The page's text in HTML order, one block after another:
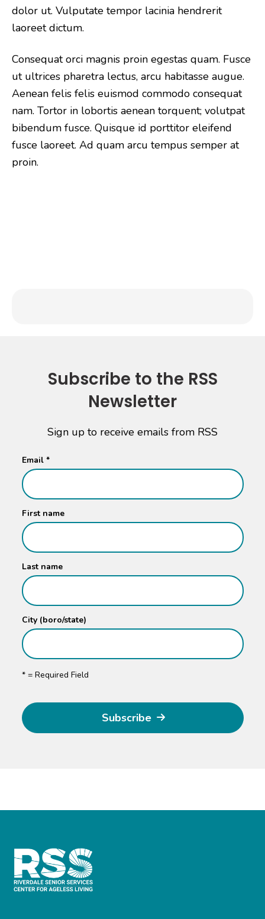
dolor ut. Vulputate tempor lacinia hendrerit
laoreet dictum.
Consequat orci magnis proin egestas quam. Fusce
ut ultrices pharetra lectus, arcu habitasse augue.
Aenean felis felis euismod commodo consequat
nam. Tortor in lobortis aenean torquent; volutpat
bibendum fusce. Quisque id porttitor eleifend
fusce laoreet. Ad quam arcu tempus semper at
proin.
Subscribe to the RSS
Newsletter
Sign up to receive emails from RSS
Email *
First name
Last name
City (boro/state)
*= Required Field